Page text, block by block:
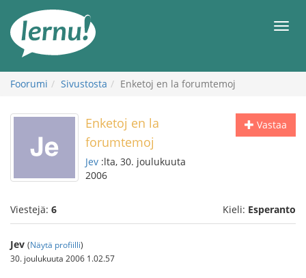
sisältöön
Foorumi Sivustosta Enketoj en la forumtemoj
Vastaa
Enketoj en la
forumtemoj
Jev :lta, 30. joulukuuta
2006
Viestejä: 6 Kieli: Esperanto
Jev (Näytä profiilli)
30. joulukuuta 2006 1.02.57